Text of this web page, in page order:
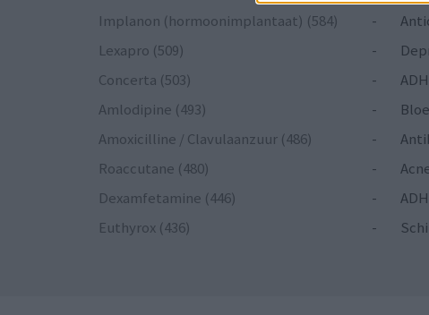
Implanon (hormoonimplantaat) (584)
-
Lexapro (509)
-
Concerta (503)
-
Amlodipine (493)
-
Amoxicilline / Clavulaanzuur (486)
-
Roaccutane (480)
-
Dexamfetamine (446)
-
Euthyrox (436)
-